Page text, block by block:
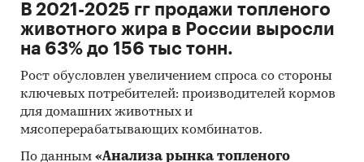
В 2021-2025 гг продажи топленого
животного жира в России выросли
на 63% до 156 тыс тонн.
Рост обусловлен увеличением спроса со стороны
ключевых потребителей: производителей кормов
для домашних животных и
мясоперерабатывающих комбинатов.
По данным «Анализа рынка топленого